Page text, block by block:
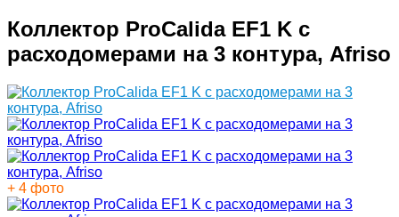
Коллектор ProCalida EF1 K с
расходомерами на 3 контура, Afriso
+ 4 фото